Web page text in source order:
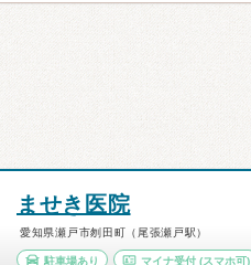
ませき医院
愛知県瀬戸市刎田町（尾張瀬戸駅）
駐車場あり マイナ受付(スマホ可)